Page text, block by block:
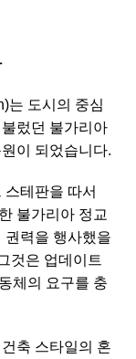
는 도시의 중심
렀던 불가리아
이 되었습니다.
테판을 따서
불가리아 정교
권력을 행사했을
것은 업데이트
체의 요구를 충
축 스타일의 혼